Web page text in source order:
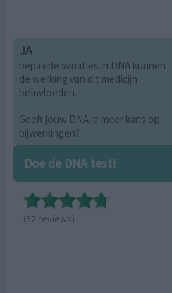
JA
bepaalde variaties in DNA kunnen
de werking van dit medicijn
beïnvloeden.
Geeft jouw DNA je meer kans op
bijwerkingen?
Doe de DNA test!
(52 reviews)